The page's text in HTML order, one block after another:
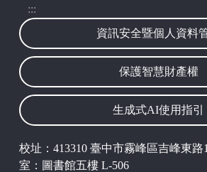
:::
資訊安全暨個人資料
保護智慧財產權
生成式AI使用指引
校址：413310 臺中市霧峰區吉峰東
室：圖書館五樓 L-506